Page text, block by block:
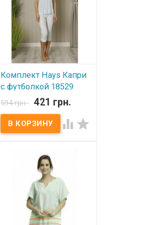
Комплект Hays Капри
с футболкой 18529
В наличии
Комплект Hays Капри с
футболкой 18529 Размеры:
S, M, L. Состав: футболка -
эластан. Упаковка: ПВХ
пакет Производитель:
Hays,Турция.
594 грн. 421 грн.
 